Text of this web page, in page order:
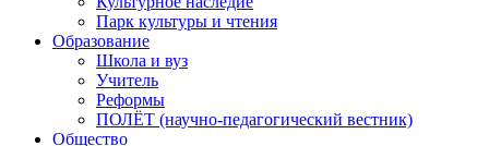
Парк культуры и чтения
Образование
Школа и вуз
Учитель
Реформы
ПОЛЁТ (научно-педагогический вестник)
Общество